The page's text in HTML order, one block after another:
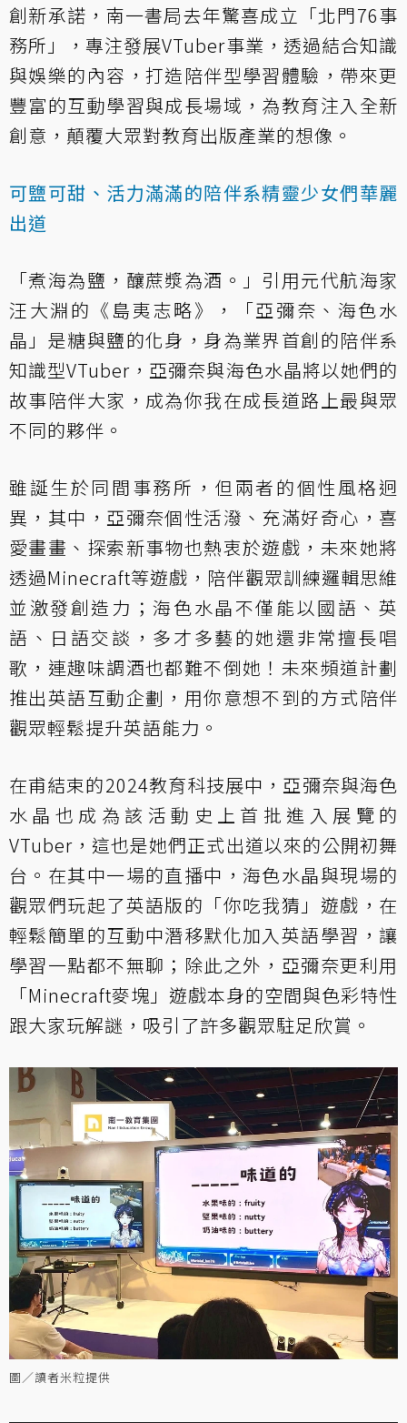
創新承諾，南一書局去年驚喜成立「北門76事
務所」，專注發展VTuber事業，透過結合知識
與娛樂的內容，打造陪伴型學習體驗，帶來更
豐富的互動學習與成長場域，為教育注入全新
創意，顛覆大眾對教育出版產業的想像。
可鹽可甜、活力滿滿的陪伴系精靈少女們華麗
出道
「煮海為鹽，釀蔗漿為酒。」引用元代航海家
汪大淵的《島夷志略》，「亞彌奈、海色水
晶」是糖與鹽的化身，身為業界首創的陪伴系
知識型VTuber，亞彌奈與海色水晶將以她們的
故事陪伴大家，成為你我在成長道路上最與眾
不同的夥伴。
雖誕生於同間事務所，但兩者的個性風格迥
異，其中，亞彌奈個性活潑、充滿好奇心，喜
愛畫畫、探索新事物也熱衷於遊戲，未來她將
透過Minecraft等遊戲，陪伴觀眾訓練邏輯思維
並激發創造力；海色水晶不僅能以國語、英
語、日語交談，多才多藝的她還非常擅長唱
歌，連趣味調酒也都難不倒她！未來頻道計劃
推出英語互動企劃，用你意想不到的方式陪伴
觀眾輕鬆提升英語能力。
在甫結束的2024教育科技展中，亞彌奈與海色
水晶也成為該活動史上首批進入展覽的
VTuber，這也是她們正式出道以來的公開初舞
台。在其中一場的直播中，海色水晶與現場的
觀眾們玩起了英語版的「你吃我猜」遊戲，在
輕鬆簡單的互動中潛移默化加入英語學習，讓
學習一點都不無聊；除此之外，亞彌奈更利用
「Minecraft麥塊」遊戲本身的空間與色彩特性
跟大家玩解謎，吸引了許多觀眾駐足欣賞。
圖／讀者米粒提供